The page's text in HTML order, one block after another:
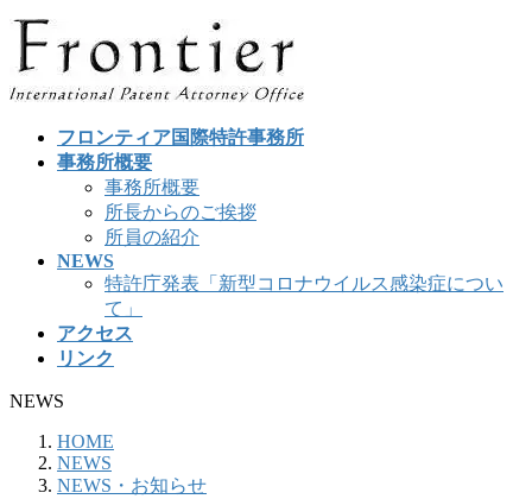
コ
ン
テ
ン
ナ
ビ
ゲ
ー
フロンティア国際特許事務所
事務所概要
事務所概要
所長からのご挨拶
所員の紹介
NEWS
特許庁発表「新型コロナウイルス感染症につい
て」
アクセス
リンク
NEWS
HOME
NEWS
NEWS・お知らせ